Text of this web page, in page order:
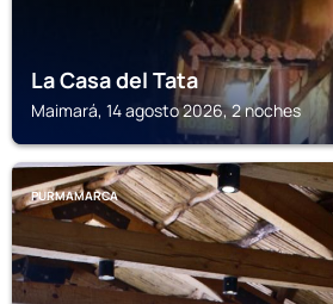
La Casa del Tata
Maimará, 14 agosto 2026, 2 noches
PURMAMARCA